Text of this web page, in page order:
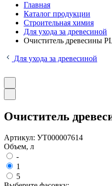
Главная
Каталог продукции
Строительная химия
Для ухода за древесиной
Очиститель древесины
Для ухода за древесиной
Очиститель
Артикул: УТ000007614
Объем, л
-
1
5